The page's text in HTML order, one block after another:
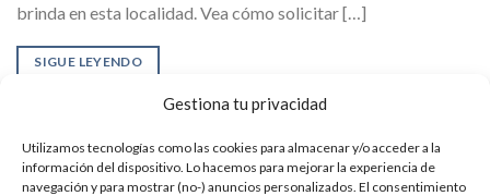
Gestiona tu privacidad
Utilizamos tecnologías como las cookies para almacenar y/o acceder a la
información del dispositivo. Lo hacemos para mejorar la experiencia de
navegación y para mostrar (no-) anuncios personalizados. El consentimiento
brinda en esta localidad. Vea cómo solicitar […]
SIGUE LEYENDO